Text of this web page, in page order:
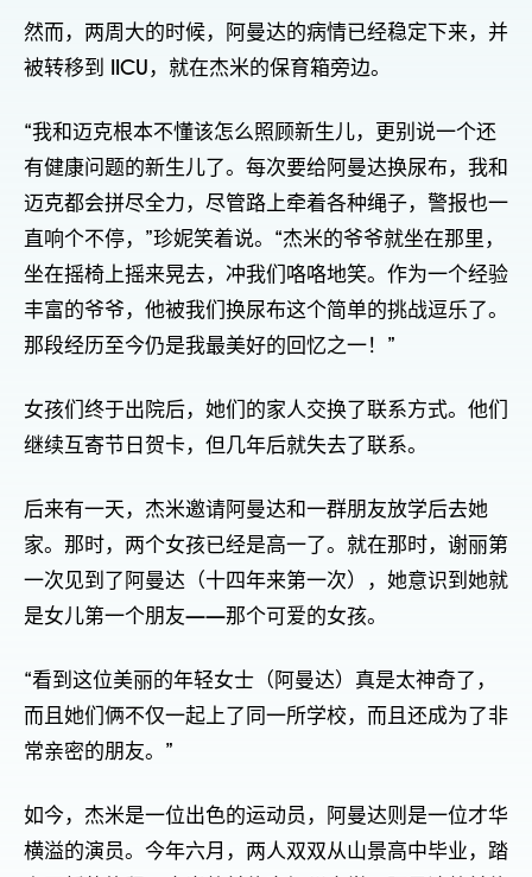
然而，两周大的时候，阿曼达的病情已经稳定下来，并
被转移到 IICU，就在杰米的保育箱旁边。
“我和迈克根本不懂该怎么照顾新生儿，更别说一个还
有健康问题的新生儿了。每次要给阿曼达换尿布，我和
迈克都会拼尽全力，尽管路上牵着各种绳子，警报也一
直响个不停，”珍妮笑着说。“杰米的爷爷就坐在那里，
坐在摇椅上摇来晃去，冲我们咯咯地笑。作为一个经验
丰富的爷爷，他被我们换尿布这个简单的挑战逗乐了。
那段经历至今仍是我最美好的回忆之一！”
女孩们终于出院后，她们的家人交换了联系方式。他们
继续互寄节日贺卡，但几年后就失去了联系。
后来有一天，杰米邀请阿曼达和一群朋友放学后去她
家。那时，两个女孩已经是高一了。就在那时，谢丽第
一次见到了阿曼达（十四年来第一次），她意识到她就
是女儿第一个朋友——那个可爱的女孩。
“看到这位美丽的年轻女士（阿曼达）真是太神奇了，
而且她们俩不仅一起上了同一所学校，而且还成为了非
常亲密的朋友。”
如今，杰米是一位出色的运动员，阿曼达则是一位才华
横溢的演员。今年六月，两人双双从山景高中毕业，踏